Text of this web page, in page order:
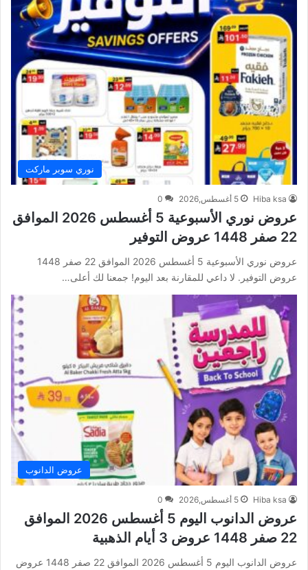
نوري سوبر ماركت
Hiba ksa 5 أغسطس,2026 0
عروض نوري الأسبوعية 5 أغسطس 2026 الموافق
22 صفر 1448 عروض التوفير
عروض نوري الأسبوعية 5 أغسطس 2026 الموافق 22 صفر 1448
عروض التوفير. لا داعي للمقارنة بعد اليوم! جمعنا لك أعلى…
عروض الدانوب
Hiba ksa 5 أغسطس,2026 0
عروض الدانوب اليوم 5 أغسطس 2026 الموافق
22 صفر 1448 عروض 3 أيام الذهبية
عروض الدانوب اليوم 5 أغسطس 2026 الموافق 22 صفر 1448 عروض